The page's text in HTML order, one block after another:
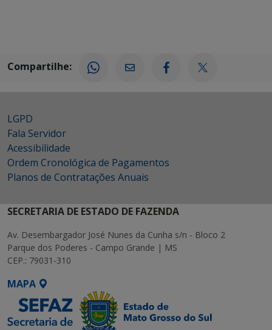
Compartilhe:
LGPD
Fala Servidor
Acessibilidade
Ordem Cronológica de Pagamentos
Planos de Contratações Anuais
SECRETARIA DE ESTADO DE FAZENDA
Av. Desembargador José Nunes da Cunha s/n - Bloco 2
Parque dos Poderes - Campo Grande | MS
CEP.: 79031-310
MAPA